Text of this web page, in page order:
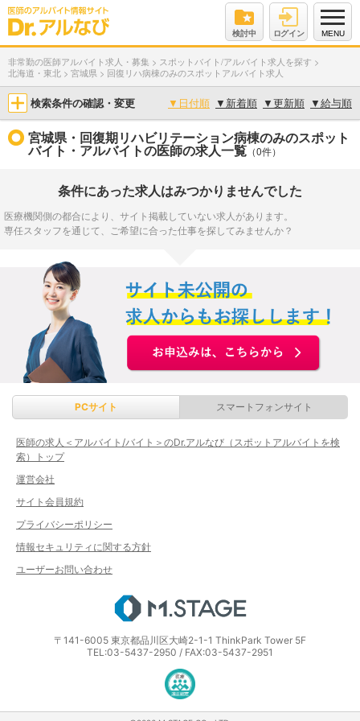
検討中 ログイン MENU
非常勤の医師アルバイト求人・募集 > スポットバイト/アルバイト求人を探す >
北海道・東北 > 宮城県 > 回復リハ病棟のみのスポットアルバイト求人
検索条件の確認・変更 ▼ 日付順 ▼ 新着順 ▼更新順 ▼給与順
宮城県・回復期リハビリテーション病棟のみのスポット
バイト・アルバイトの医師の求人一覧 （0件）
条件にあった求人はみつかりませんでした
医療機関側の都合により、サイト掲載していない求人があります。
専任スタッフを通じて、ご希望に合った仕事を探してみませんか？
PCサイト スマートフォンサイト
医師の求人＜アルバイト/バイト＞のDr.アルなび（スポットアルバイトを検
索）トップ
運営会社
サイト会員規約
プライバシーポリシー
情報セキュリティに関する方針
ユーザーお問い合わせ
〒141-6005 東京都品川区大崎2-1-1 ThinkPark Tower 5F
TEL:03-5437-2950 / FAX:03-5437-2951